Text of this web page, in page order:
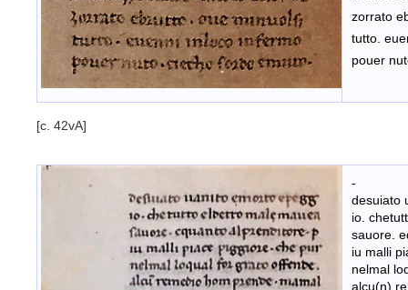
zorrato
tutto.
pouer
[c. 42vA]
-
desuiato
io.
sauore.
iu malli
nelmal
alcu(n)